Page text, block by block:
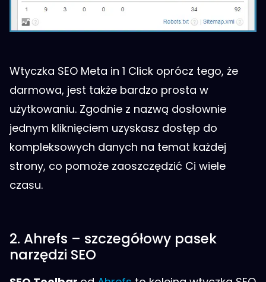
Wtyczka SEO Meta in 1 Click oprócz tego, że
darmowa, jest także bardzo prosta w
użytkowaniu. Zgodnie z nazwą dosłownie
jednym kliknięciem uzyskasz dostęp do
kompleksowych danych na temat każdej
strony, co pomoże zaoszczędzić Ci wiele
czasu.
2. Ahrefs – szczegółowy pasek
narzędzi SEO